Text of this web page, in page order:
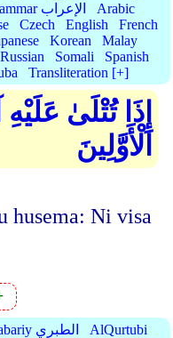
Grammar الإعراب
Arabic
Czech English
French
Korean
Malay
Russian Somali
Spanish
Transliteration [+]
إِذَا تُتْلَىٰ
الْأَوَّلِينَ
husema: Ni visa
AtTabariy الطبري
AlQurtubi